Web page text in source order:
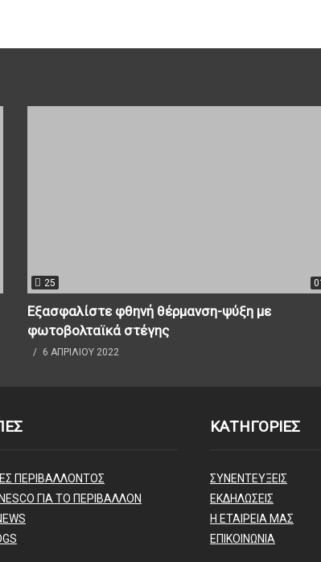
25
Εξασφαλίστε φθηνή θέρμανση-ψύξη με
φωτοβολταϊκά στέγης
6 ΑΠΡΙΛΊΟΥ 2022
ΠΕΡΙΒΑΛΛΟΝΤΟΣ
ΓΙΑ ΤΟ ΠΕΡΙΒΑΛΛΟΝ
ΚΑΤΗΓΟΡΙΕΣ
ΣΥΝΕΝΤΕΥΞΕΙΣ
ΕΚΔΗΛΩΣΕΙΣ
Η ΕΤΑΙΡΕΙΑ ΜΑΣ
ΕΠΙΚΟΙΝΩΝΙΑ